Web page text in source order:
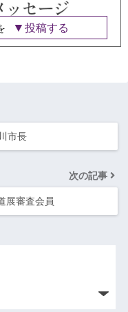
投稿する
市長
次の記事
展審査会員